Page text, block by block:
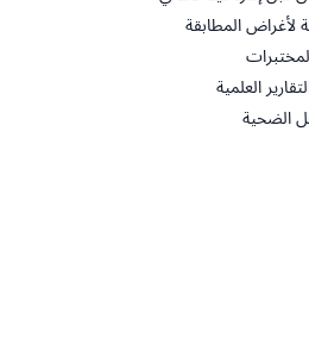
لأغراض المطابقة
العلمية
الضحية